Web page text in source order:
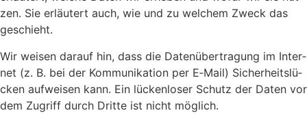
zen. Sie erläu­tert auch, wie und zu wel­chem Zweck das
geschieht.
Wir wei­sen dar­auf hin, dass die Daten­über­tra­gung im Inter­
net (z. B. bei der Kom­mu­ni­ka­ti­on per E‑Mail) Sicher­heits­lü­
cken auf­wei­sen kann. Ein lücken­lo­ser Schutz der Daten vor
dem Zugriff durch Drit­te ist nicht mög­lich.